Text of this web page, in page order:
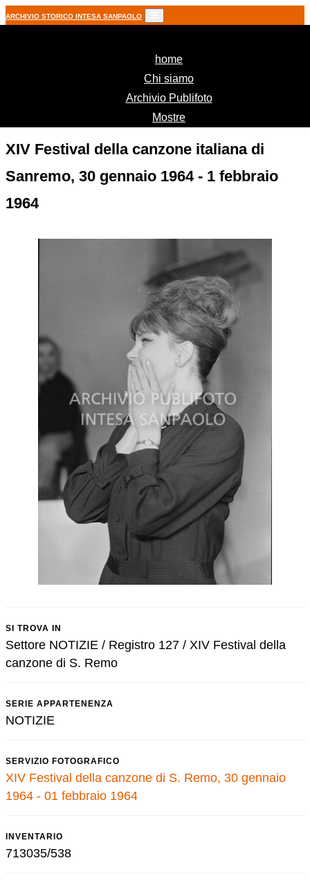
ARCHIVIO STORICO INTESA SANPAOLO
home(current)
Chi siamo
Archivio Publifoto
Mostre
XIV Festival della canzone italiana di
Sanremo, 30 gennaio 1964 - 1 febbraio
1964
SI TROVA IN
Settore NOTIZIE / Registro 127 / XIV Festival della
canzone di S. Remo
SERIE APPARTENENZA
NOTIZIE
SERVIZIO FOTOGRAFICO
XIV Festival della canzone di S. Remo, 30 gennaio
1964 - 01 febbraio 1964
INVENTARIO
713035/538